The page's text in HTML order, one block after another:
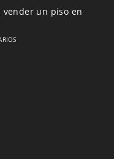
vender un piso en